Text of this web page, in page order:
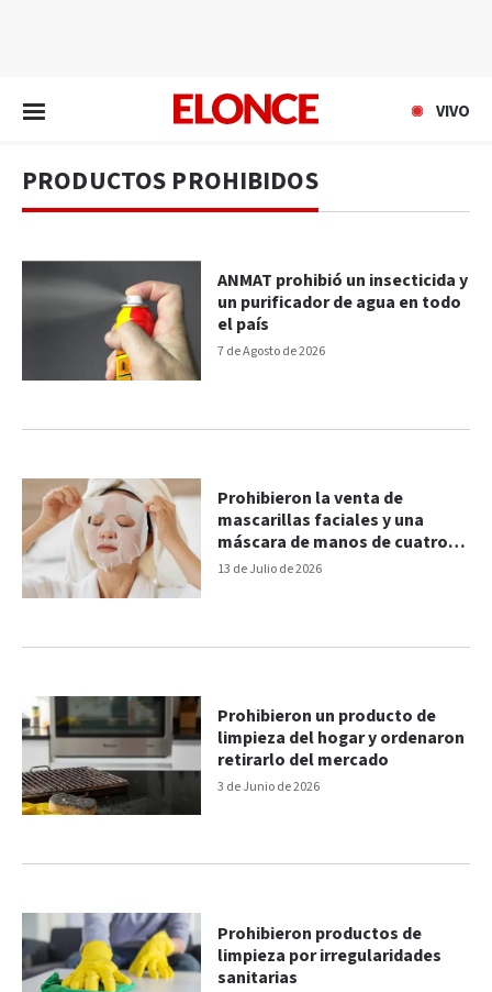
VIVO
PRODUCTOS PROHIBIDOS
7 de Agosto de 2026
ANMAT prohibió un insecticida y
un purificador de agua en todo
el país
13 de Julio de 2026
Prohibieron la venta de
mascarillas faciales y una
máscara de manos de cuatro
marcas
3 de Junio de 2026
Prohibieron un producto de
limpieza del hogar y ordenaron
retirarlo del mercado
Prohibieron productos de
limpieza por irregularidades
sanitarias